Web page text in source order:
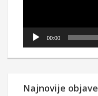
00:00
Najnovije objave